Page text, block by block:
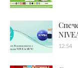
12:54